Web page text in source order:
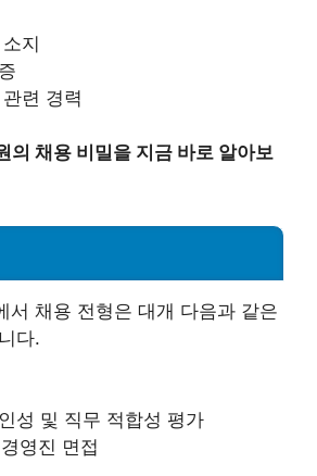
지
련 경력
의 채용 비밀을 지금 바로 알아보
서 채용 전형은 대개 다음과 같은
다.
성 및 직무 적합성 평가
영진 면접